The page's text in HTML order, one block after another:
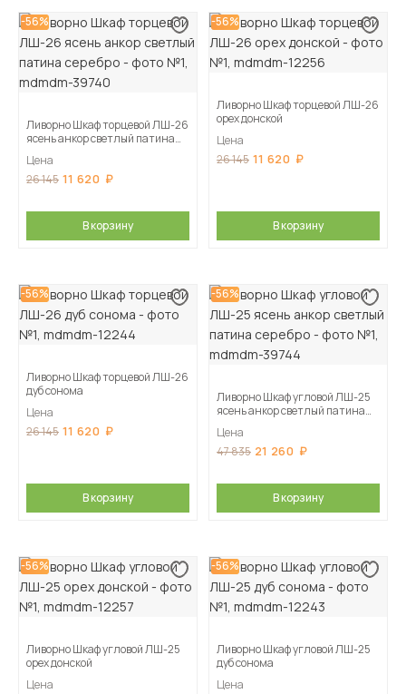
-56%
Ливорно Шкаф торцевой ЛШ-26
ясень анкор светлый патина
Цена
26 145 11 620
В корзину
-56%
Ливорно Шкаф торцевой ЛШ-26
орех донской
Цена
26 145 11 620
В корзину
-56%
Ливорно Шкаф торцевой ЛШ-26
дуб сонома
Цена
26 145 11 620
В корзину
-56%
Ливорно Шкаф угловой ЛШ-25
ясень анкор светлый патина
Цена
47 835 21 260
В корзину
-56%
Ливорно Шкаф угловой ЛШ-25
орех донской
Цена
-56%
Ливорно Шкаф угловой ЛШ-25
дуб сонома
Цена